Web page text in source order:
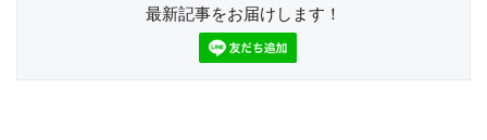
最新記事をお届けします！